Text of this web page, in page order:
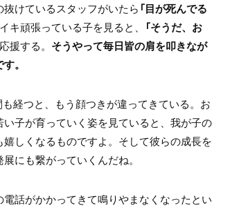
けているスタッフがいたら 「目が死んでる
キ頑張っている子を見ると、 「そうだ、お
援する。 そうやって毎日皆の肩を叩きなが
。
経つと、もう顔つきが違ってきている。お
子が育っていく姿を見ていると、我が子の
しくなるものですよ。そして彼らの成長を
にも繋がっていくんだね。
話がかかってきて鳴りやまなくなったとい